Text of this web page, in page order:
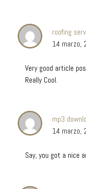
roofing
14 marzo,
Very good article
Really Cool.
mp3
14 marzo,
Say, you got a nice